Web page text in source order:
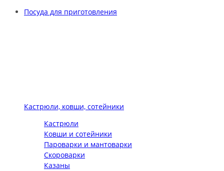
Посуда для приготовления
Кастрюли, ковши, сотейники
Кастрюли
Ковши и сотейники
Пароварки и мантоварки
Скороварки
Казаны